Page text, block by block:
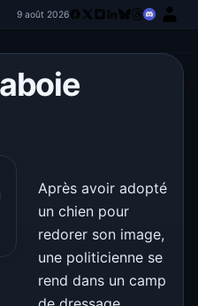
9 août 2026
Après avoir adopté
un chien pour
redorer son image,
une politicienne se
rend dans un camp